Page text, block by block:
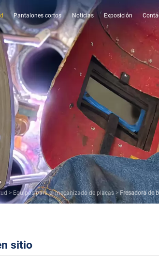
Pantalones cortos Noticias Exposición
> Equipos para el mecanizado de placas> Fresadora de
sitio